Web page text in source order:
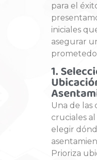
para el
iniciales
asegurar
1.
Una de las
cruciales
elegir
Prioriza